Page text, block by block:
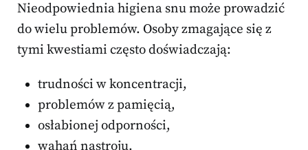
Nieodpowiednia higiena snu może prowadzić
do wielu problemów. Osoby zmagające się z
tymi kwestiami często doświadczają:
trudności w koncentracji,
problemów z pamięcią,
osłabionej odporności,
wahań nastroju.